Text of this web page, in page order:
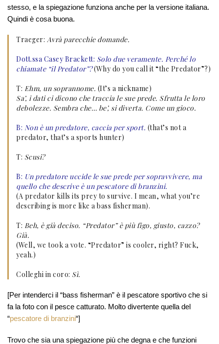
stesso, e la spiegazione funziona anche per la versione italiana.
Quindi è cosa buona.
Traeger: Avrà parecchie domande.
Dott.ssa Casey Brackett: Solo due veramente. Perché lo
chiamate “il Predator”?(Why do you call it “the Predator”?)
T: Ehm, un soprannome. (It’s a nickname)
Sa’, i dati ci dicono che traccia le sue prede. Sfrutta le loro
debolezze. Sembra che… be’, si diverta. Come un gioco.
B: Non è un predatore, caccia per sport. (that’s not a
predator, that’s a sports hunter)
T: Scusi?
B: Un predatore uccide le sue prede per sopravvivere, ma
quello che descrive è un pescatore di branzini.
(A predator kills its prey to survive. I mean, what you’re
describing is more like a bass fisherman).
T: Beh, è già deciso. “Predator” è più figo, giusto, cazzo?
Già.
(Well, we took a vote. “Predator” is cooler, right? Fuck,
yeah.)
Colleghi in coro: Sì.
[Per intenderci il “bass fisherman” è il pescatore sportivo che si
fa la foto con il pesce catturato. Molto divertente quella del
“pescatore di branzini“]
Trovo che sia una spiegazione più che degna e che funzioni